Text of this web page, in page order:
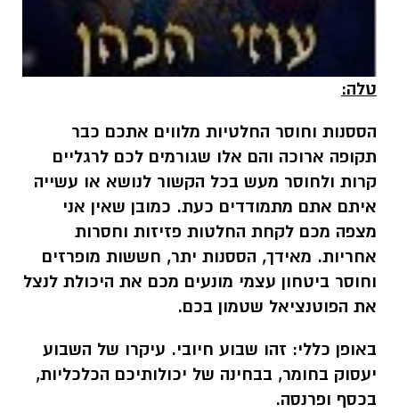
טלה:
הססנות וחוסר החלטיות מלווים אתכם כבר
תקופה ארוכה והם אלו שגורמים לכם לרגליים
קרות ולחוסר מעש בכל הקשור לנושא או עשייה
איתם אתם מתמודדים כעת. כמובן שאין אני
מצפה מכם לקחת החלטות פזיזות וחסרות
אחריות. מאידך, הססנות יתר, חששות מופרזים
וחוסר ביטחון עצמי מונעים מכם את היכולת לנצל
את הפוטנציאל שטמון בכם.
באופן כללי: זהו שבוע חיובי. עיקרו של השבוע
יעסוק בחומר, בבחינה של יכולותיכם הכלכליות,
בכסף ופרנסה.